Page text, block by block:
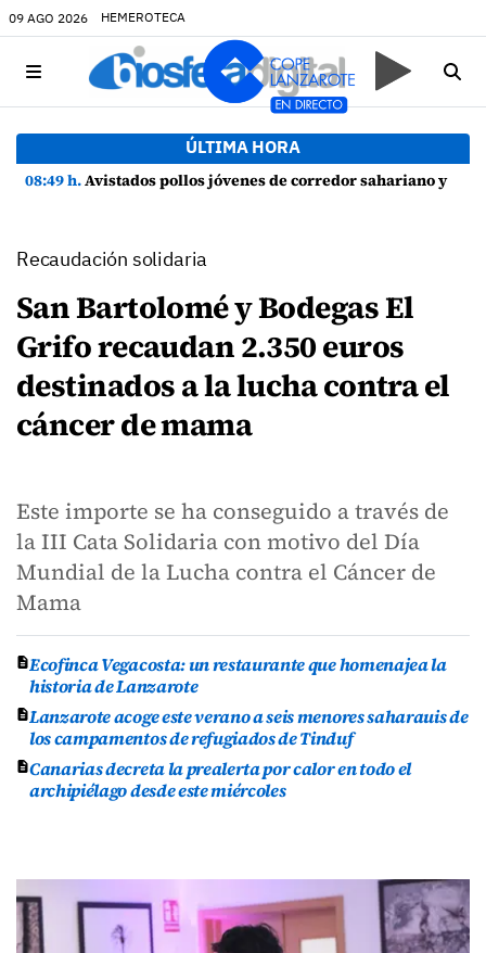
09 AGO 2026 HEMEROTECA
ÚLTIMA HORA
08:49 h.Avistados pollos jóvenes de corredor sahariano y episodios de cortejo de hubara cerca del rally de Lanzarote
Recaudación solidaria
San Bartolomé y Bodegas El
Grifo recaudan 2.350 euros
destinados a la lucha contra el
cáncer de mama
Este importe se ha conseguido a través de
la III Cata Solidaria con motivo del Día
Mundial de la Lucha contra el Cáncer de
Mama
Ecofinca Vegacosta: un restaurante que homenajea la
historia de Lanzarote
Lanzarote acoge este verano a seis menores saharauis de
los campamentos de refugiados de Tinduf
Canarias decreta la prealerta por calor en todo el
archipiélago desde este miércoles